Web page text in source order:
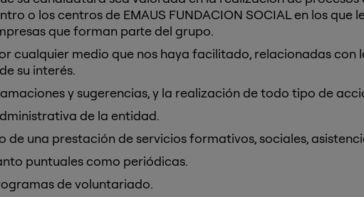
o los centros de EMAUS FUNDACION SOCIAL en los
que forman parte del grupo.
cualquier medio que nos haya facilitado, relacionadas
su interés.
y sugerencias, y la realización de todo tipo de
de la entidad.
de una prestación de servicios formativos, sociales,
puntuales como periódicas.
de voluntariado.